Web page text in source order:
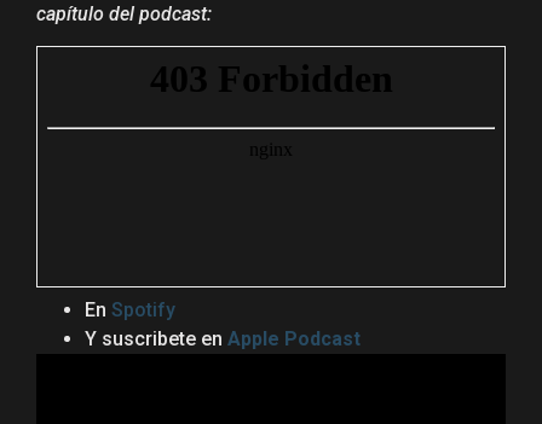
capítulo del podcast:
En Spotify
Y suscribete en Apple Podcast